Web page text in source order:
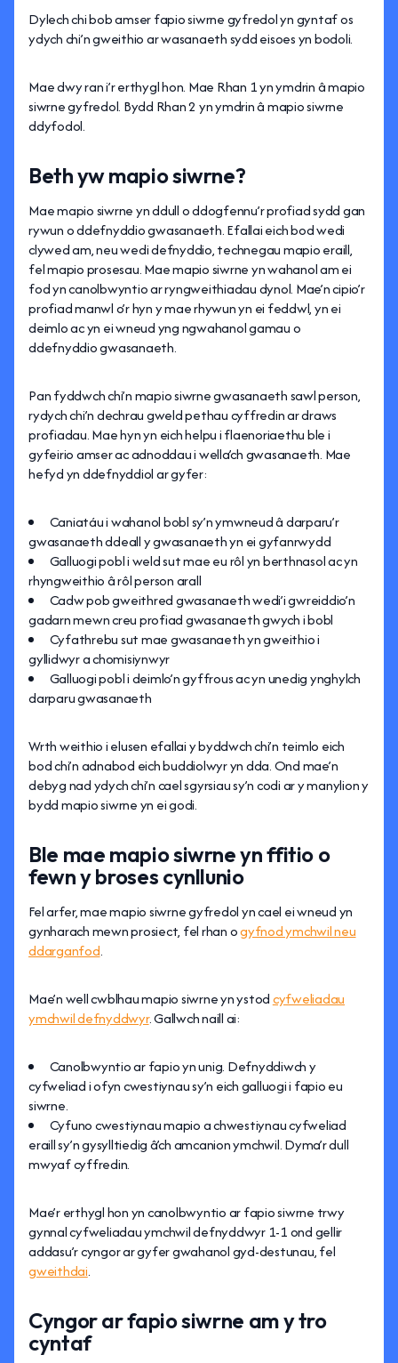
Dylech chi bob amser fapio siwrne gyfredol yn gyntaf os
ydych chi’n gweithio ar wasanaeth sydd eisoes yn bodoli.
Mae dwy ran i’r erthygl hon. Mae Rhan 1 yn ymdrin â mapio
siwrne gyfredol. Bydd Rhan 2 yn ymdrin â mapio siwrne
ddyfodol.
Beth yw mapio siwrne?
Mae mapio siwrne yn ddull o ddogfennu’r profiad sydd gan
rywun o ddefnyddio gwasanaeth. Efallai eich bod wedi
clywed am, neu wedi defnyddio, technegau mapio eraill,
fel mapio prosesau. Mae mapio siwrne yn wahanol am ei
fod yn canolbwyntio ar ryngweithiadau dynol. Mae’n cipio’r
profiad manwl o’r hyn y mae rhywun yn ei feddwl, yn ei
deimlo ac yn ei wneud yng ngwahanol gamau o
ddefnyddio gwasanaeth.
Pan fyddwch chi’n mapio siwrne gwasanaeth sawl person,
rydych chi’n dechrau gweld pethau cyffredin ar draws
profiadau. Mae hyn yn eich helpu i flaenoriaethu ble i
gyfeirio amser ac adnoddau i wella’ch gwasanaeth. Mae
hefyd yn ddefnyddiol ar gyfer:
Caniatáu i wahanol bobl sy’n ymwneud â darparu’r
gwasanaeth ddeall y gwasanaeth yn ei gyfanrwydd
Galluogi pobl i weld sut mae eu rôl yn berthnasol ac yn
rhyngweithio â rôl person arall
Cadw pob gweithred gwasanaeth wedi’i gwreiddio’n
gadarn mewn creu profiad gwasanaeth gwych i bobl
Cyfathrebu sut mae gwasanaeth yn gweithio i
gyllidwyr a chomisiynwyr
Galluogi pobl i deimlo’n gyffrous ac yn unedig ynghylch
darparu gwasanaeth
Wrth weithio i elusen efallai y byddwch chi’n teimlo eich
bod chi’n adnabod eich buddiolwyr yn dda. Ond mae’n
debyg nad ydych chi’n cael sgyrsiau sy’n codi ar y manylion y
bydd mapio siwrne yn ei godi.
Ble mae mapio siwrne yn ffitio o
fewn y broses cynllunio
Fel arfer, mae mapio siwrne gyfredol yn cael ei wneud yn
gynharach mewn prosiect, fel rhan ogyfnod ymchwil neu
ddarganfod.
Mae’n well cwblhau mapio siwrne yn ystodcyfweliadau
ymchwil defnyddwyr. Gallwch naill ai:
Canolbwyntio ar fapio yn unig. Defnyddiwch y
cyfweliad i ofyn cwestiynau sy’n eich galluogi i fapio eu
siwrne.
Cyfuno cwestiynau mapio a chwestiynau cyfweliad
eraill sy’n gysylltiedig â’ch amcanion ymchwil. Dyma’r dull
mwyaf cyffredin.
Mae’r erthygl hon yn canolbwyntio ar fapio siwrne trwy
gynnal cyfweliadau ymchwil defnyddwyr 1-1 ond gellir
addasu’r cyngor ar gyfer gwahanol gyd-destunau, fel
gweithdai.
Cyngor ar fapio siwrne am y tro
cyntaf